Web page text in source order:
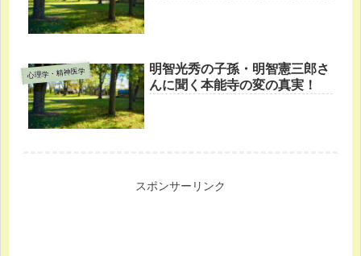
心理学・精神医学
明智光秀の子孫・明智憲三郎さ
んに聞く本能寺の変の真実！
スポンサーリンク